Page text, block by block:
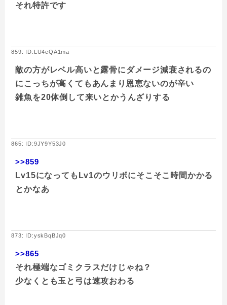
それ特許です
859: ID:LU4eQA1ma
敵の方がレベル高いと露骨にダメージ減衰されるの
にこっちが高くてもあんまり恩恵ないのが辛い
雑魚を20体倒して来いとかうんざりする
865: ID:9JY9Y53J0
>>859
Lv15になってもLv1のウリボにそこそこ時間かかる
とかなあ
873: ID:yskBqBJq0
>>865
それ極端なゴミクラスだけじゃね？
少なくとも玉と弓は速攻おわる